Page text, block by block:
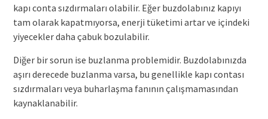
kapı conta sızdırmaları olabilir. Eğer buzdolabınız kapıyı
tam olarak kapatmıyorsa, enerji tüketimi artar ve içindeki
yiyecekler daha çabuk bozulabilir.
Diğer bir sorun ise buzlanma problemidir. Buzdolabınızda
aşırı derecede buzlanma varsa, bu genellikle kapı contası
sızdırmaları veya buharlaşma fanının çalışmamasından
kaynaklanabilir.